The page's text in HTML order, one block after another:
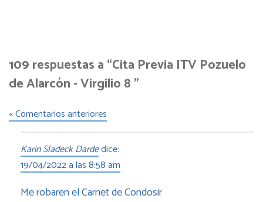
109 respuestas a “Cita Previa ITV Pozuelo
de Alarcón - Virgilio 8 ”
« Comentarios anteriores
Karin Sladeck Dardedice:
19/04/2022 a las 8:58 am
Me robaren el Carnet de Condosir